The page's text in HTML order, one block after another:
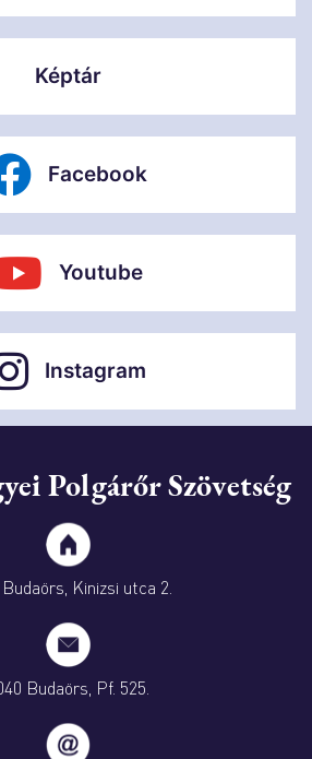
Képtár
Facebook
Youtube
Instagram
Polgárőr Szövetség
Kinizsi utca 2.
Budaörs, Pf. 525.